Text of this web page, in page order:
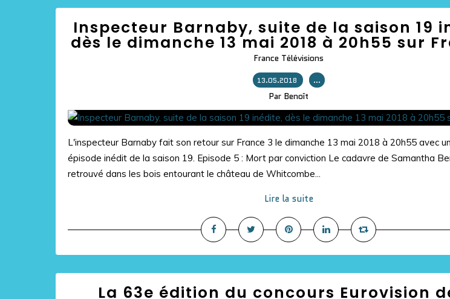
Inspecteur Barnaby, suite de la saison 19
dès le dimanche 13 mai 2018 à 20h55 sur
France Télévisions
13.05.2018 …
Par Benoît
L'inspecteur Barnaby fait son retour sur France 3 le dimanche 13 mai 2018 à 20h55 avec
épisode inédit de la saison 19. Episode 5 : Mort par conviction Le cadavre de Samantha
retrouvé dans les bois entourant le château de Whitcombe...
Lire la suite
La 63e édition du concours Eurovision